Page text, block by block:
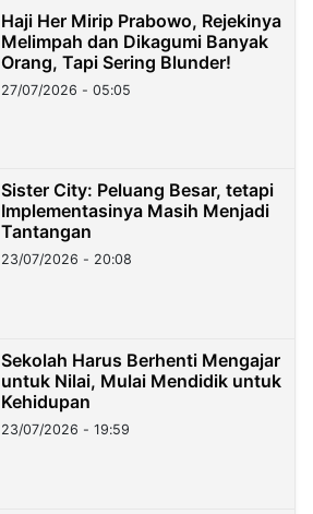
Haji Her Mirip Prabowo, Rejekinya
Melimpah dan Dikagumi Banyak
Orang, Tapi Sering Blunder!
27/07/2026 - 05:05
Sister City: Peluang Besar, tetapi
Implementasinya Masih Menjadi
Tantangan
23/07/2026 - 20:08
Sekolah Harus Berhenti Mengajar
untuk Nilai, Mulai Mendidik untuk
Kehidupan
23/07/2026 - 19:59